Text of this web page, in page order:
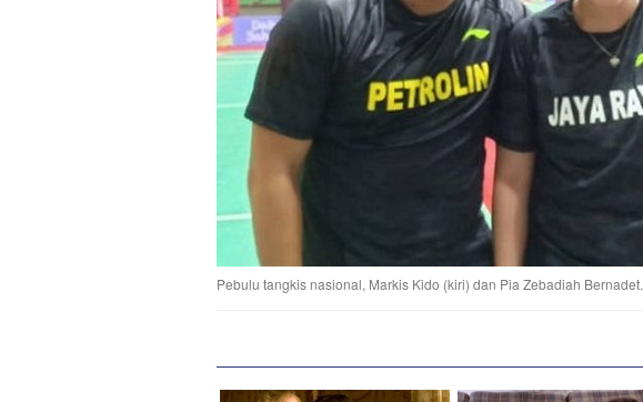
Pebulu tangkis nasional, Markis Kido (kiri) dan Pia Zebadiah Bernadet.